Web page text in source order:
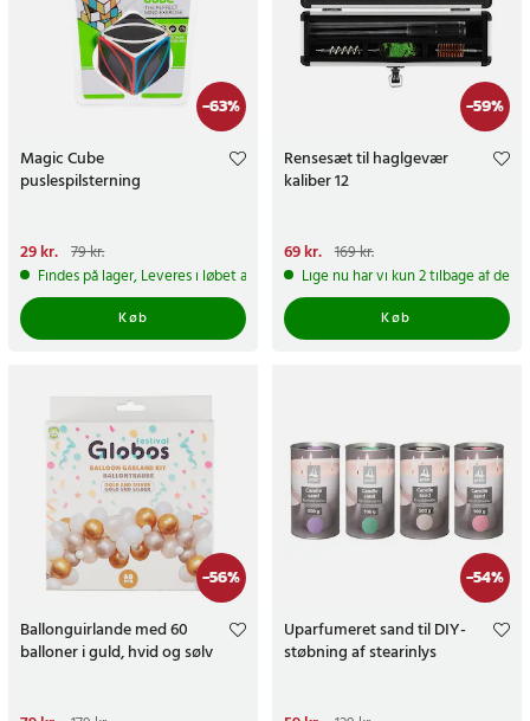
-63%
Magic Cube
puslespilsterning
Nuværende pris
pris:79 kr.
29 kr. 79 kr.
Findes på lager, Leveres i løbet af 1-2 hverdage
Køb
-59%
Rensesæt til haglgevær
kaliber 12
Nuværende pris
pris:169 kr.
69 kr. 169 kr.
Lige nu har vi kun 2 tilbage af
Køb
-56%
Ballonguirlande med 60
balloner i guld, hvid og sølv
-54%
Uparfumeret sand til DIY-
støbning af stearinlys